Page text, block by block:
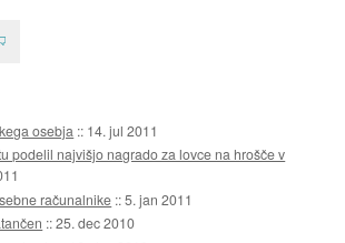
osebja :: 14. jul 2011
podelil najvišjo nagrado za lovce na hrošče v
računalnike ::5. jan 2011
::25. dec 2010